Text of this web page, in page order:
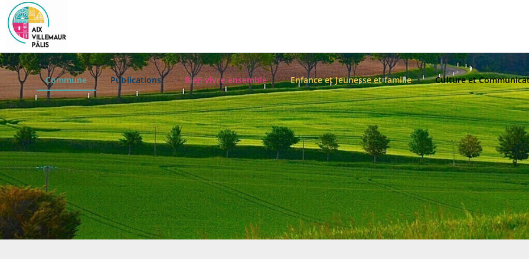
Commune Publications Bien vivre ensemble Enfance et Jeunesse et famille Culture et